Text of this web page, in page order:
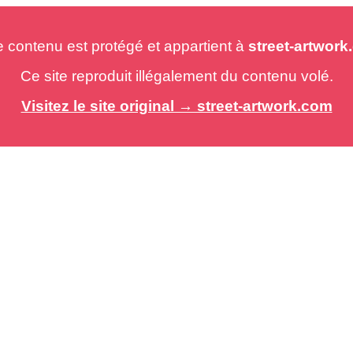
est protégé et appartient à street-
Ce site reproduit illégalement du contenu volé.
Visitez le site original → street-artwork.com